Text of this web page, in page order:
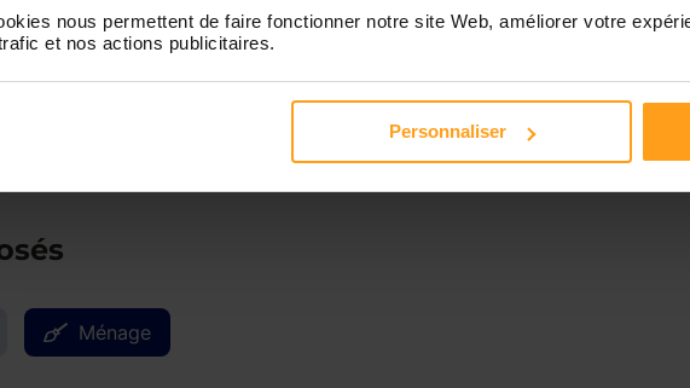
nous permettent de faire fonctionner notre site Web, améliorer votre
et nos actions publicitaires.
Personnaliser
Disponible de 00:00 à
Ménage